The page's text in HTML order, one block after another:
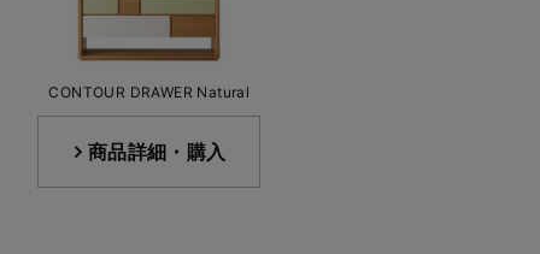
CONTOUR DRAWER Natural
商品詳細・購入